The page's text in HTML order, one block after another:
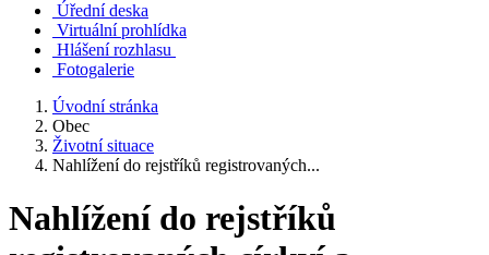
Úřední deska
Virtuální prohlídka
Hlášení rozhlasu
Fotogalerie
Úvodní stránka
Obec
Životní situace
Nahlížení do rejstříků registrovaných...
Nahlížení do rejstříků